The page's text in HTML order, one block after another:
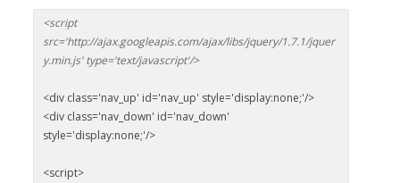
<script
src='http://ajax.googleapis.com/ajax/libs/jquery/1.7.1/jquer
y.min.js' type='text/javascript'/>
<div class='nav_up' id='nav_up' style='display:none;'/>
<div class='nav_down' id='nav_down'
style='display:none;'/>
<script>